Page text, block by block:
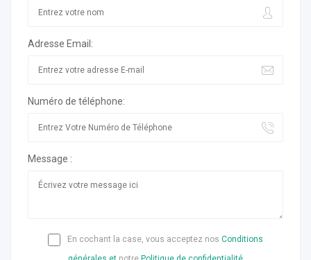
Adresse Email:
Numéro de téléphone:
Message :
En cochant la case, vous acceptez nos Conditions